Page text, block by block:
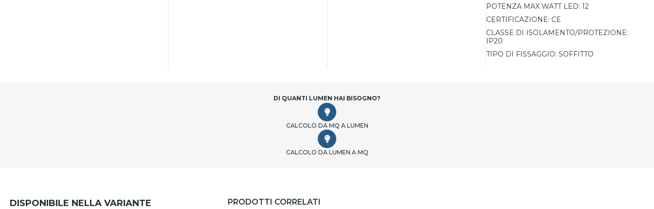
POTENZA MAX WATT LED: 12
CERTIFICAZIONE: CE
CLASSE DI ISOLAMENTO/PROTEZIONE:
IP20
TIPO DI FISSAGGIO: SOFFITTO
DI QUANTI LUMEN HAI BISOGNO?
CALCOLO DA MQ A LUMEN
CALCOLO DA LUMEN A MQ
DISPONIBILE NELLA VARIANTE PRODOTTI CORRELATI